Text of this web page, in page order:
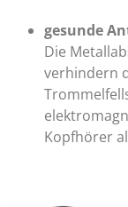
gesunde
Die
verhindern
Kopfhörer